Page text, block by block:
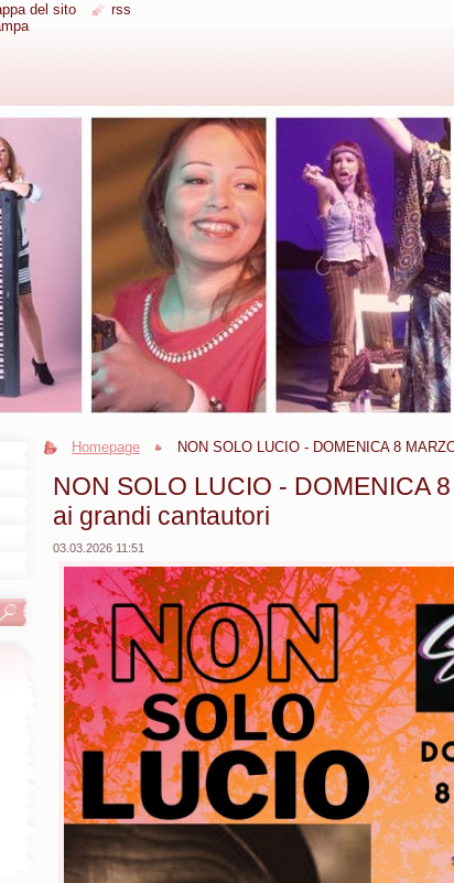
Homepage NON SOLO LUCIO - DOMENICA 8
NON SOLO LUCIO - DOMENICA
ai grandi cantautori
03.03.2026 11:51
del sito
rss